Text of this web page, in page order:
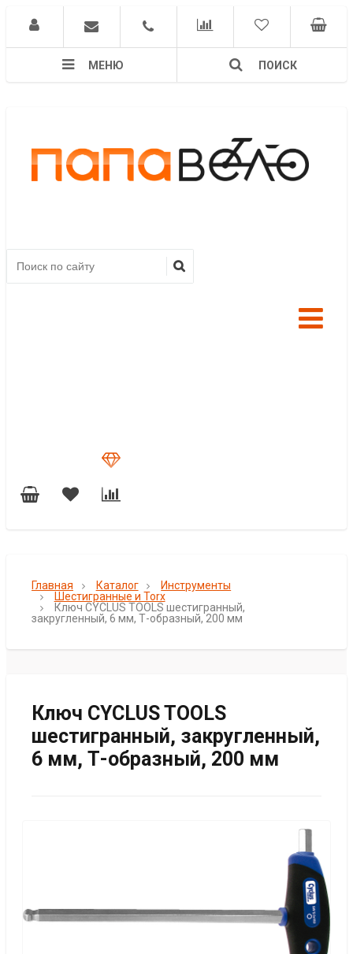
МЕНЮ ПОИСК
Главная Каталог
Инструменты
Шестигранные и Torx
Ключ CYCLUS TOOLS шестигранный,
закругленный, 6 мм, Т-образный, 200 мм
Ключ CYCLUS TOOLS
шестигранный, закругленный,
6 мм, Т-образный, 200 мм